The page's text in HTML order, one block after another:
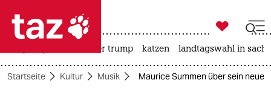
 taz zahl ich
taz zahl ich

taz zahl ich
usa unter trump katzen landtagswahl in
Startseite Kultur Musik Maurice Summen über sein